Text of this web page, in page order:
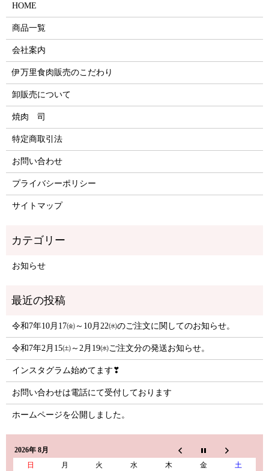
HOME
商品一覧
会社案内
伊万里食肉販売のこだわり
卸販売について
焼肉 司
特定商取引法
お問い合わせ
プライバシーポリシー
サイトマップ
お知らせ
令和7年10月17㈮～10月22㈬のご注文に関してのお知らせ。
令和7年2月15㈯～2月19㈬ご注文分の発送お知らせ。
インスタグラム始めてます❣
お問い合わせは電話にて受付しております
ホームページを公開しました。
2026年 8月
日
月 火 水 木 金 土